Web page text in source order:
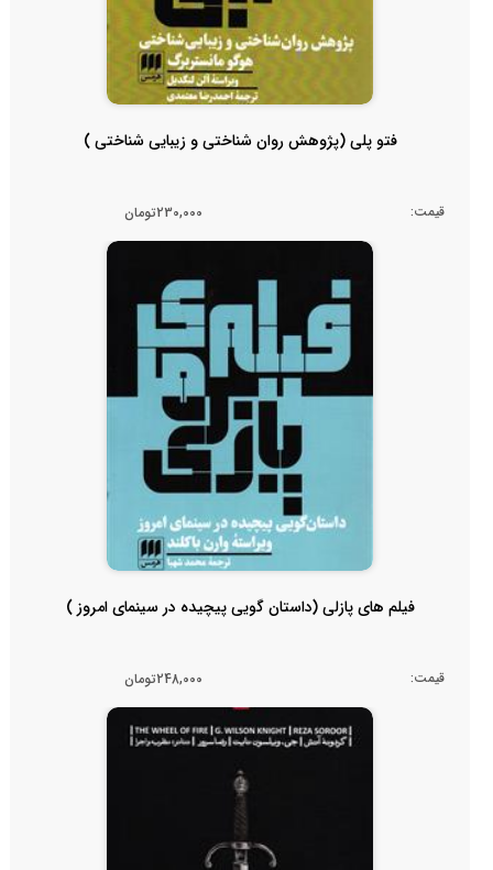
فتو پلی (پژوهش روان شناختی و زیبایی شناختی )
قیمت: 230,000تومان
فیلم های پازلی (داستان گویی پیچیده در سینمای امروز )
قیمت: 248,000تومان